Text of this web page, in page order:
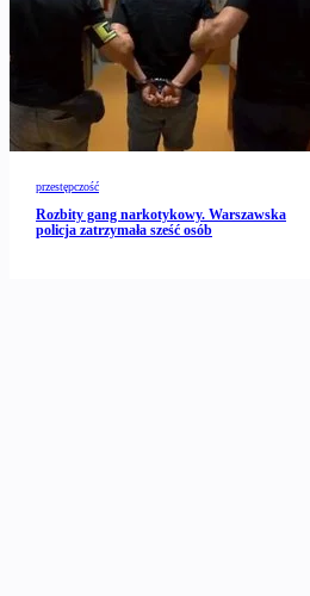
przestępczość
Rozbity gang narkotykowy. Warszawska
policja zatrzymała sześć osób